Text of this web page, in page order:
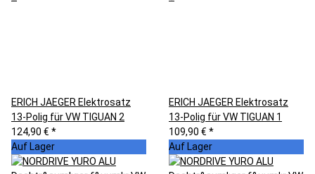
ERICH JAEGER Elektrosatz
13-Polig für VW TIGUAN 2
124,90 € *
ERICH JAEGER Elektrosatz
13-Polig für VW TIGUAN 1
109,90 € *
Auf Lager
Auf Lager